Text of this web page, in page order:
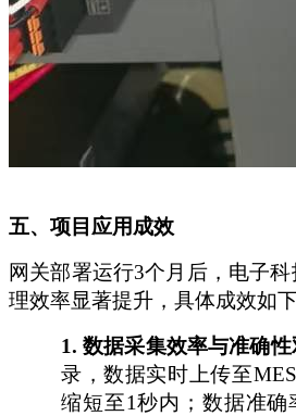
五、项目应用成效
网关部署运行3个月后，电子
理效率显著提升，具体成效如下
1.数据采集效率与准确
录，数据实时上传至
缩短至1秒内；数据准确